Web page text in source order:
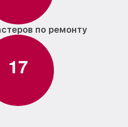
по ремонту
17